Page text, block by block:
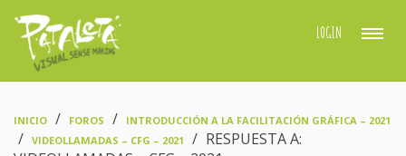
LOGIN
INICIO FOROS INTRODUCCIÓN A LA FACILITACIÓN GRÁFICA – 2021
VIDEOLLAMADAS – CFG – 2021
RESPUESTA A: